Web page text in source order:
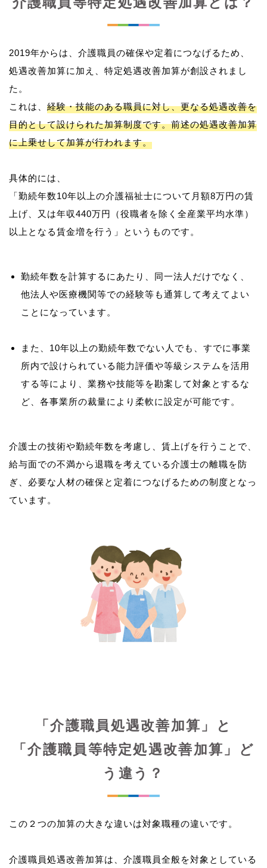
2019年からは、介護職員の確保や定着につなげるため、
処遇改善加算に加え、特定処遇改善加算が創設されまし
た。
これは、 経験・技能のある職員に対し、更なる処遇改善を
目的として設けられた加算制度です。前述の処遇改善加算
に上乗せして加算が行われます。
具体的には、
「勤続年数10年以上の介護福祉士について月額8万円の賃
上げ、又は年収440万円（役職者を除く全産業平均水準）
勤続年数を計算するにあたり、同一法人だけでなく、
他法人や医療機関等での経験等も通算して考えてよい
ことになっています。
また、10年以上の勤続年数でない人でも、すでに事業
所内で設けられている能力評価や等級システムを活用
する等により、業務や技能等を勘案して対象とするな
ど、各事業所の裁量により柔軟に設定が可能です。
介護士の技術や勤続年数を考慮し、賃上げを行うことで、
給与面での不満から退職を考えている介護士の離職を防
ぎ、必要な人材の確保と定着につなげるための制度となっ
ています。
「介護職員処遇改善加算」と
「介護職員等特定処遇改善加算」ど
う違う？
この２つの加算の大きな違いは対象職種の違いです。
介護職員処遇改善加算は、介護職員全般を対象としている